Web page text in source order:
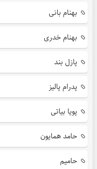
بهنام بانی
بهنام خدری
پازل بند
پدرام پالیز
پویا بیاتی
حامد همایون
حامیم